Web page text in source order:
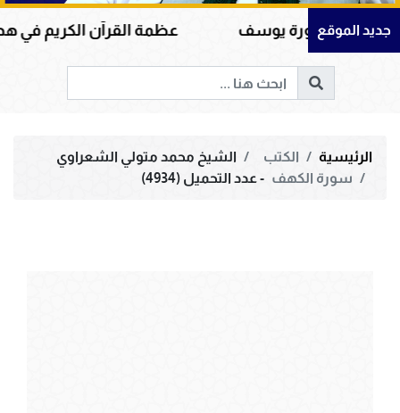
جديد الموقع
يوسف عظمة القرآن الكريم في هداية القلوب
الرئيسية الكتب
الشيخ محمد متولي الشعراوي
سورة الكهف - عدد التحميل (4934)